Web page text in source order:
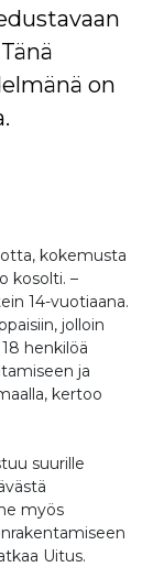
on
kokemusta
kosolti. –
14-vuotiaana.
jolloin
henkilöä
ja
kertoo
suurille
myös
Uitus.